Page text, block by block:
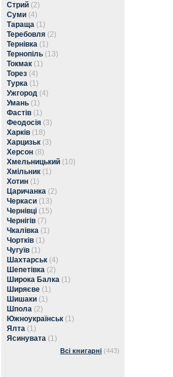
Стрий (2)
Суми (4)
Тараща (1)
Теребовля (2)
Тернівка (1)
Тернопіль (13)
Токмак (1)
Торез (4)
Турка (1)
Ужгород (4)
Умань (1)
Фастів (1)
Феодосія (3)
Харків (18)
Харцизьк (3)
Херсон (8)
Хмельницький (10)
Хмільник (1)
Хотин (1)
Царичанка (2)
Черкаси (13)
Чернівці (15)
Чернігів (7)
Чкалівка (1)
Чортків (1)
Чугуїв (1)
Шахтарськ (4)
Шепетівка (2)
Широка Балка (1)
Ширяєве (1)
Шишаки (1)
Шпола (2)
Южноукраїнськ (1)
Ялта (1)
Ясинувата (1)
Всі книгарні (443)